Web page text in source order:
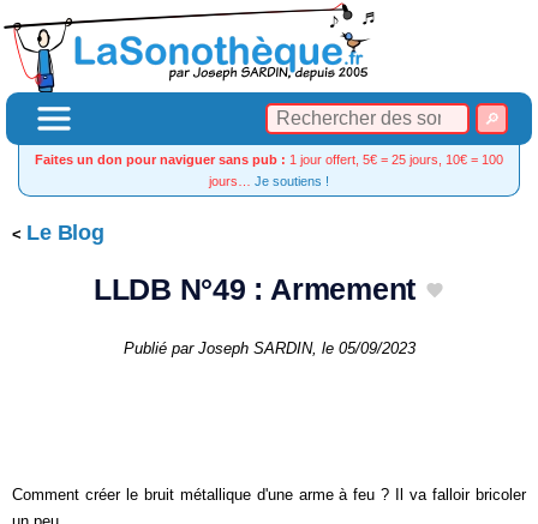
Faites un don pour naviguer sans pub : 1 jour offert, 5€ = 25 jours, 10€ = 100
jours… Je soutiens !
Le Blog
LLDB N°49 : Armement
Publié par Joseph SARDIN, le 05/09/2023
Comment créer le bruit métallique d'une arme à feu ? Il va falloir bricoler